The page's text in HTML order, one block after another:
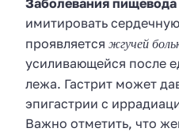
имитировать
проявляется жгучей
усиливающейся после
лежа. Гастрит может
эпигастрии с
Важно отметить, что